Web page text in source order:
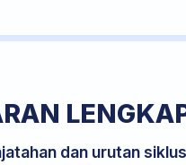
dan urutan